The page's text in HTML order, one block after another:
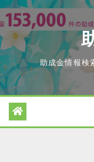
Skip
to
content
助成金情報検